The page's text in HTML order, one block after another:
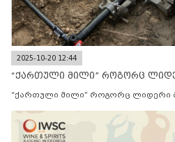
2025-10-20 12:44
“ქართული მილი” როგორც
“ქართული მილი” როგორც ლიდერი